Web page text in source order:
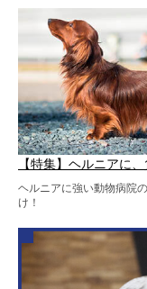
【特集】ヘルニアに、
ヘルニアに強い動物病院
け！